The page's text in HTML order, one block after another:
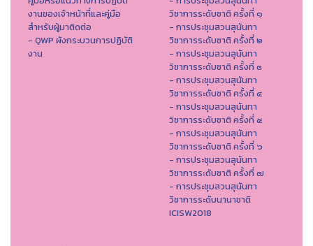
งานของเจ้าหน้าที่และคู่มือ
สำหรับผู้มาติดต่อ
- QWP ผังกระบวนการปฏิบัติ
งาน
วิชาการระดับชาติ ครั้งที่ ๑
- การประชุมสวนสุนันทา
วิชาการระดับชาติ ครั้งที่ ๒
- การประชุมสวนสุนันทา
วิชาการระดับชาติ ครั้งที่ ๓
- การประชุมสวนสุนันทา
วิชาการระดับชาติ ครั้งที่ ๔
- การประชุมสวนสุนันทา
วิชาการระดับชาติ ครั้งที่ ๕
- การประชุมสวนสุนันทา
วิชาการระดับชาติ ครั้งที่ ๖
- การประชุมสวนสุนันทา
วิชาการระดับชาติ ครั้งที่ ๗
- การประชุมสวนสุนันทา
วิชาการระดับนานาชาติ
ICISW2018